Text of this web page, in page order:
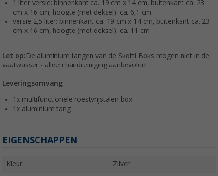
1 liter versie: binnenkant ca. 19 cm x 14 cm, buitenkant ca. 23
cm x 16 cm, hoogte (met deksel): ca. 6,1 cm
versie 2,5 liter: binnenkant ca. 19 cm x 14 cm, buitenkant ca. 23
cm x 16 cm, hoogte (met deksel): ca. 11 cm
Let op:De aluminium tangen van de Skotti Boks mogen niet in de
vaatwasser - alleen handreiniging aanbevolen!
Leveringsomvang
1x multifunctionele roestvrijstalen box
1x aluminium tang
EIGENSCHAPPEN
Kleur Zilver